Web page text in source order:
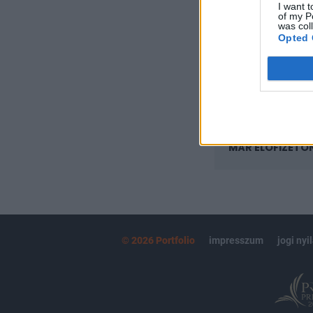
I want
of my
was
Opted
Az előfizetés a
Portfolio.hu
kötéslistái
MÁR
© 2026 Portfolio impresszum jogi